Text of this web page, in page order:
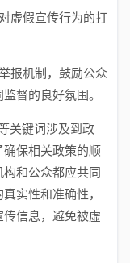
虚假宣传行为的打
报机制，鼓励公众
督的良好氛围。
关键词涉及到政
保相关政策的顺
和公众都应共同
实性和准确性，
信息，避免被虚